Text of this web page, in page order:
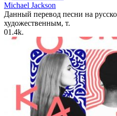
Michael Jackson
Данный перевод песни на
художественным, т.
01.4k.